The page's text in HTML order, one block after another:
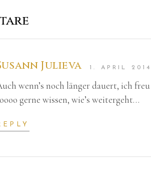
Julieva 1. APRIL 2014
wenn’s noch länger dauert, ich
gerne wissen, wie’s weitergeht…